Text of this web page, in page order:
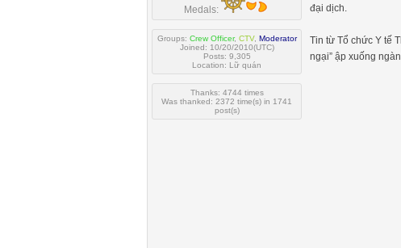
Medals:
Groups: Crew Officer, CTV, Moderator
Joined: 10/20/2010(UTC)
Posts: 9,305
Location: Lữ quán
Thanks: 4744 times
Was thanked: 2372 time(s) in 1741
post(s)
đại dịch.
Tin từ Tổ chức Y tế
ngại” ập xuống